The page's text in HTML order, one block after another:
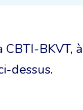
BKVT,
dessus.